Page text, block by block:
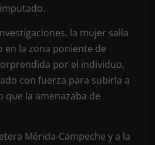
la mujer salía
en la zona poniente de
por el individuo,
con fuerza para subirla a
que la amenazaba de
Mérida-Campeche y a la